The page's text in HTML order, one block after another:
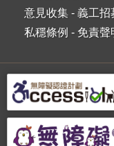
意見收集 -義工招
私穩條例 - 免責聲